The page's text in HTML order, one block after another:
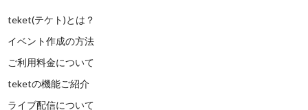
teket(テケト)とは？
イベント作成の方法
ご利用料金について
teketの機能ご紹介
ライブ配信について